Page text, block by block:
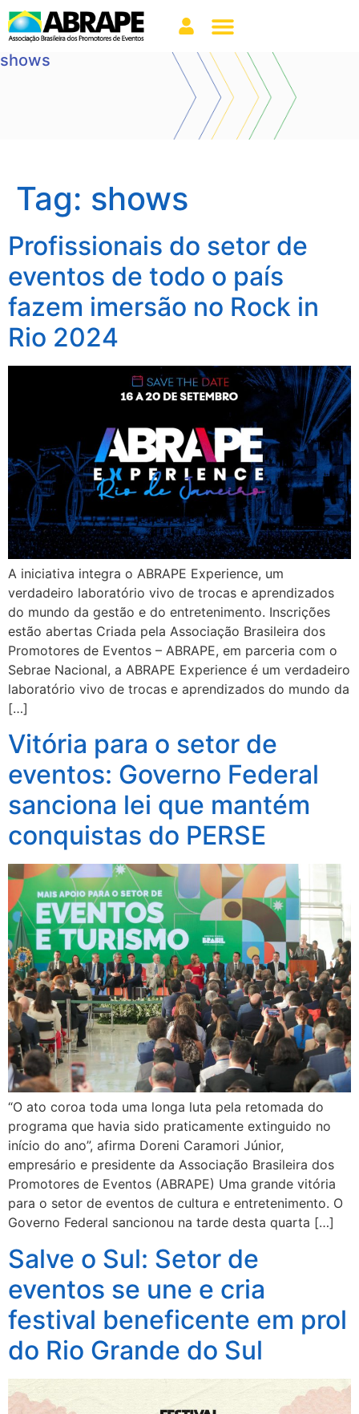
shows
Tag: shows
Profissionais do setor de
eventos de todo o país
fazem imersão no Rock in
Rio 2024
A iniciativa integra o ABRAPE Experience, um
verdadeiro laboratório vivo de trocas e aprendizados
do mundo da gestão e do entretenimento. Inscrições
estão abertas Criada pela Associação Brasileira dos
Promotores de Eventos – ABRAPE, em parceria com o
Sebrae Nacional, a ABRAPE Experience é um verdadeiro
laboratório vivo de trocas e aprendizados do mundo da
[…]
Vitória para o setor de
eventos: Governo Federal
sanciona lei que mantém
conquistas do PERSE
“O ato coroa toda uma longa luta pela retomada do
programa que havia sido praticamente extinguido no
início do ano”, afirma Doreni Caramori Júnior,
empresário e presidente da Associação Brasileira dos
Promotores de Eventos (ABRAPE) Uma grande vitória
para o setor de eventos de cultura e entretenimento. O
Governo Federal sancionou na tarde desta quarta […]
Salve o Sul: Setor de
eventos se une e cria
festival beneficente em prol
do Rio Grande do Sul